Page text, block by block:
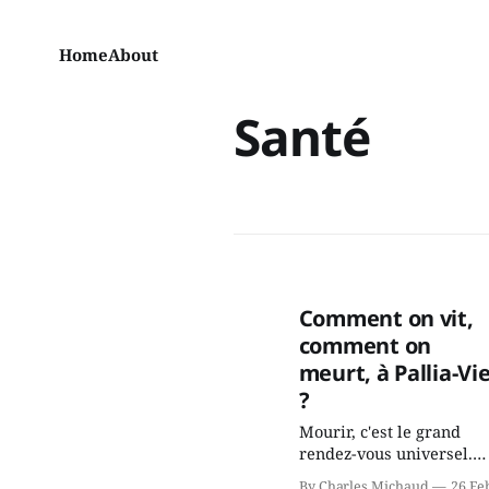
HomeAbout
Santé
Comment on vit,
comment on
meurt, à Pallia-
?
Mourir, c'est le grand
rendez-vous universel.
C'est le destin de tous les